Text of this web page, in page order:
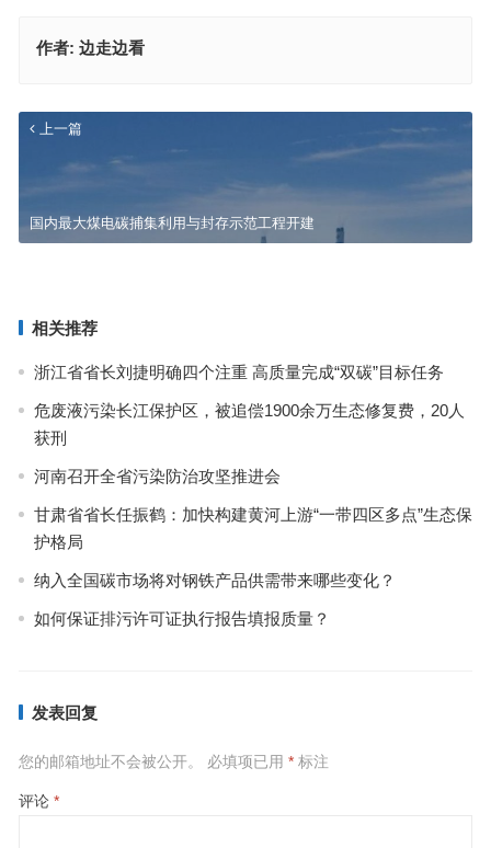
作者: 边走边看
上一篇
国内最大煤电碳捕集利用与封存示范工程开建
江苏扎实推进中央生态环境保护督察移交信访问题整改
相关推荐
浙江省省长刘捷明确四个注重 高质量完成“双碳”目标任务
危废液污染长江保护区，被追偿1900余万生态修复费，20人
获刑
河南召开全省污染防治攻坚推进会
甘肃省省长任振鹤：加快构建黄河上游“一带四区多点”生态保
护格局
纳入全国碳市场将对钢铁产品供需带来哪些变化？
如何保证排污许可证执行报告填报质量？
发表回复
您的邮箱地址不会被公开。 必填项已用 *标注
评论 *